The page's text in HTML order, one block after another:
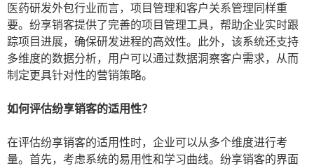
医药研发外包行业而言，项目管理和客户关系管理同样重
要。纷享销客提供了完善的项目管理工具，帮助企业实时跟
踪项目进展，确保研发进程的高效性。此外，该系统还支持
多维度的数据分析，用户可以通过数据洞察客户需求，从而
制定更具针对性的营销策略。
如何评估纷享销客的适用性？
在评估纷享销客的适用性时，企业可以从多个维度进行考
量。首先，考虑系统的易用性和学习曲线。纷享销客的界面